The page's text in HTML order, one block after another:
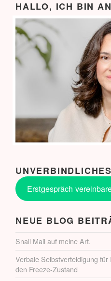
HALLO, ICH BIN
Erstgespräch
NEUE BLOG
Snail Mail auf meine Art.
Verbale Selbstverteidigung
den Freeze-Zustand